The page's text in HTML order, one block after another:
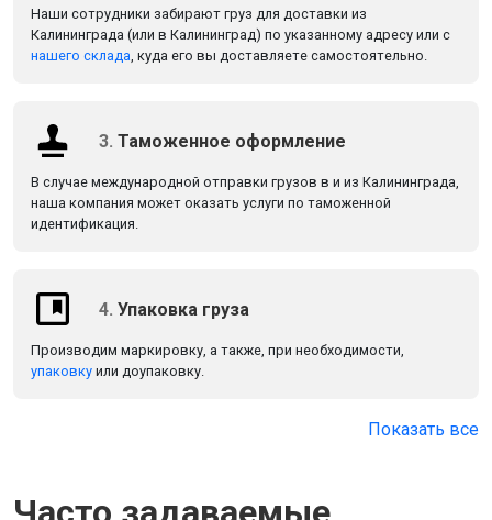
Наши сотрудники забирают груз для доставки из
Калининграда (или в Калининград) по указанному адресу или с
нашего склада, куда его вы доставляете самостоятельно.
3. Таможенное оформление
В случае международной отправки грузов в и из Калининграда,
наша компания может оказать услуги по таможенной
идентификация.
4. Упаковка груза
Производим маркировку, а также, при необходимости,
упаковку или доупаковку.
Показать все